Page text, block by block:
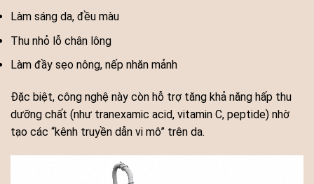
Làm sáng da, đều màu
Thu nhỏ lỗ chân lông
Làm đầy sẹo nông, nếp nhăn mảnh
Đặc biệt, công nghệ này còn hỗ trợ tăng khả năng hấp thu
dưỡng chất (như tranexamic acid, vitamin C, peptide) nhờ
tạo các “kênh truyền dẫn vi mô” trên da.